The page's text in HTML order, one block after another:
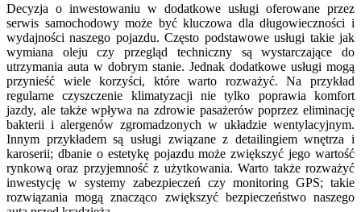
Decyzja o inwestowaniu w dodatkowe usługi oferowane przez
serwis samochodowy może być kluczowa dla długowieczności i
wydajności naszego pojazdu. Często podstawowe usługi takie jak
wymiana oleju czy przegląd techniczny są wystarczające do
utrzymania auta w dobrym stanie. Jednak dodatkowe usługi mogą
przynieść wiele korzyści, które warto rozważyć. Na przykład
regularne czyszczenie klimatyzacji nie tylko poprawia komfort
jazdy, ale także wpływa na zdrowie pasażerów poprzez eliminację
bakterii i alergenów zgromadzonych w układzie wentylacyjnym.
Innym przykładem są usługi związane z detailingiem wnętrza i
karoserii; dbanie o estetykę pojazdu może zwiększyć jego wartość
rynkową oraz przyjemność z użytkowania. Warto także rozważyć
inwestycję w systemy zabezpieczeń czy monitoring GPS; takie
rozwiązania mogą znacząco zwiększyć bezpieczeństwo naszego